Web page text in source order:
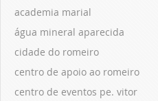
academia marial
água mineral aparecida
cidade do romeiro
centro de apoio ao romeiro
centro de eventos pe. vitor